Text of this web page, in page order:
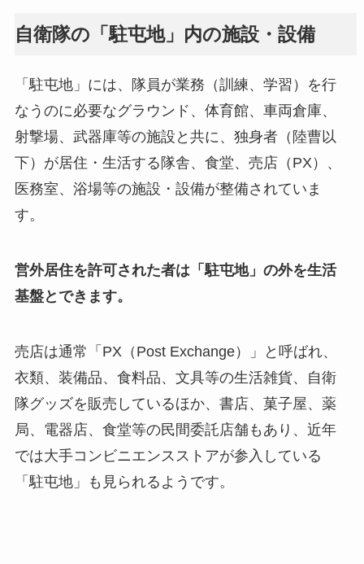
自衛隊の「駐屯地」内の施設・設備
「駐屯地」には、隊員が業務（訓練、学習）を行
なうのに必要なグラウンド、体育館、車両倉庫、
射撃場、武器庫等の施設と共に、独身者（陸曹以
下）が居住・生活する隊舎、食堂、売店（PX）、
医務室、浴場等の施設・設備が整備されていま
す。
営外居住を許可された者は「駐屯地」の外を生活
基盤とできます。
売店は通常「PX（Post Exchange）」と呼ばれ、
衣類、装備品、食料品、文具等の生活雑貨、自衛
隊グッズを販売しているほか、書店、菓子屋、薬
局、電器店、食堂等の民間委託店舗もあり、近年
では大手コンビニエンスストアが参入している
「駐屯地」も見られるようです。